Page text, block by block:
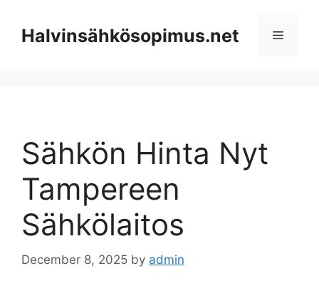
contentHalvinsähkösopimus.net Menu
Sähkön Hinta Nyt
Tampereen
Sähkölaitos
December 8, 2025 by admin